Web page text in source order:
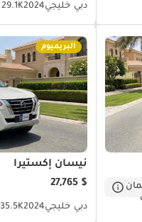
دبي خليجي202429.1K كيلومتر
البريميوم
نيسان إكستيرا
$ 27,765
دبي خليجي202435.5K كيلومتر